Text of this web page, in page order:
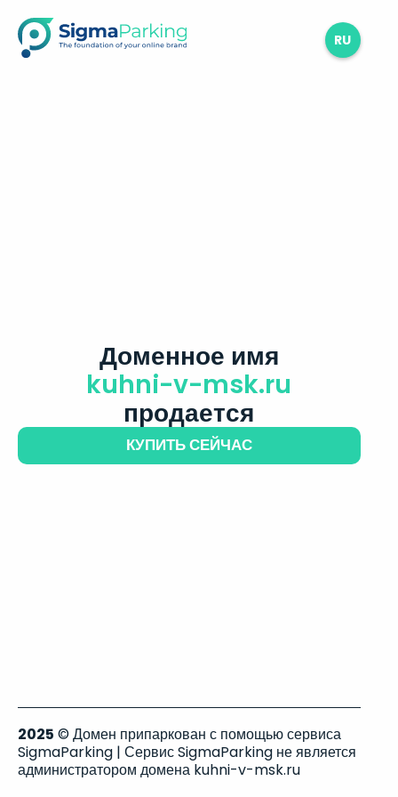
RU
Доменное имя
kuhni-v-msk.ru
продается
КУПИТЬ СЕЙЧАС
2025 © Домен припаркован с помощью сервиса
SigmaParking | Сервис SigmaParking не является
администратором домена kuhni-v-msk.ru